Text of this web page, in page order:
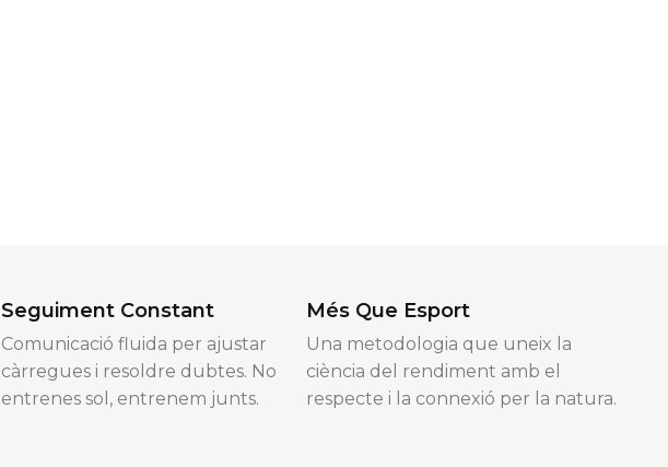
Seguiment Constant
Comunicació fluida per ajustar
càrregues i resoldre dubtes. No
entrenes sol, entrenem junts.
Més Que Esport
Una metodologia que uneix la
ciència del rendiment amb el
respecte i la connexió per la natura.